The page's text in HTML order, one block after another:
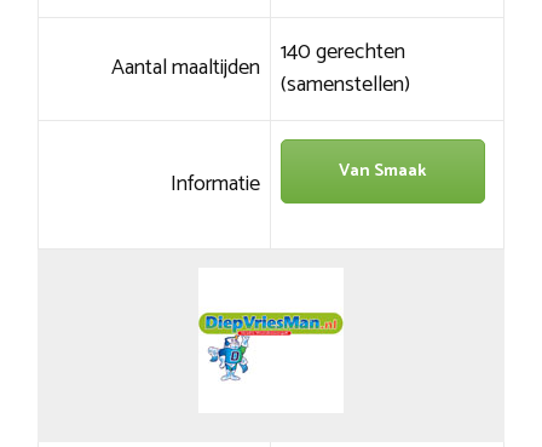
Aantal maaltijden 140 gerechten
(samenstellen)
Informatie Van Smaak